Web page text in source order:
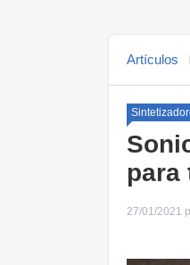
Artículos
para
27/01/2021